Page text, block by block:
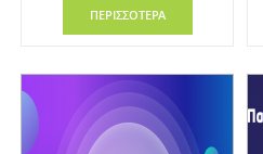
ΠΕΡΙΣΣΟΤΕΡΑ